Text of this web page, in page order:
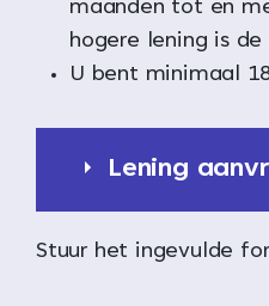
maanden tot en
hogere lening is
U bent minimaal
Lening
Stuur het ingevulde